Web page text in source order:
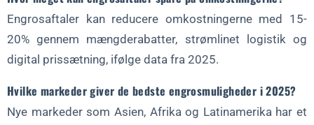
Engrosaftaler kan reducere omkostningerne med 15-
20% gennem mængderabatter, strømlinet logistik og
digital prissætning, ifølge data fra 2025.
Hvilke markeder giver de bedste engrosmuligheder i 2025?
Nye markeder som Asien, Afrika og Latinamerika har et